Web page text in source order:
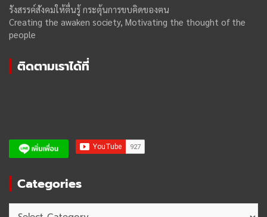
รังสรรค์สังคมให้ตื่นรู้ กระตุ้นการขบคิดของฅน
Creating the awaken society, Motivating the thought of the
people
ติดตามเราได้ที่
Categories